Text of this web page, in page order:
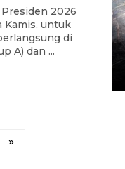
2026
Kamis, untuk
di
A) dan ...
»
bibit